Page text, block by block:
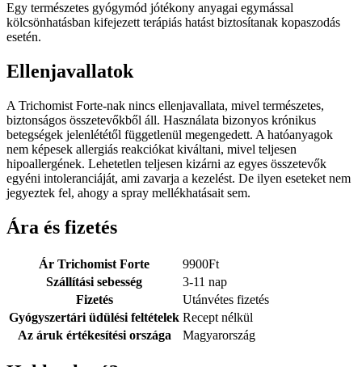
Egy természetes gyógymód jótékony anyagai egymással
kölcsönhatásban kifejezett terápiás hatást biztosítanak kopaszodás
esetén.
Ellenjavallatok
A Trichomist Forte-nak nincs ellenjavallata, mivel természetes,
biztonságos összetevőkből áll. Használata bizonyos krónikus
betegségek jelenlététől függetlenül megengedett. A hatóanyagok
nem képesek allergiás reakciókat kiváltani, mivel teljesen
hipoallergének. Lehetetlen teljesen kizárni az egyes összetevők
egyéni intoleranciáját, ami zavarja a kezelést. De ilyen eseteket nem
jegyeztek fel, ahogy a spray mellékhatásait sem.
Ára és fizetés
Ár Trichomist Forte 9900Ft
Szállítási sebesség
3-11 nap
Fizetés
Utánvétes fizetés
Gyógyszertári üdülési feltételek Recept nélkül
Az áruk értékesítési országa
Magyarország